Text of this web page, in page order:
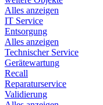
Alles anzeigen
IT Service
Entsorgung
Alles anzeigen
Technischer Service
Gerätewartung
Recall
Reparaturservice
Validierung